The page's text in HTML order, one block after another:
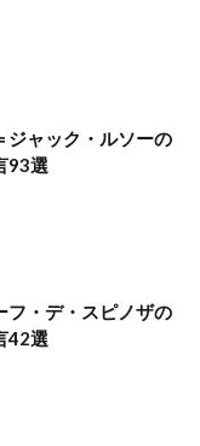
ジャック・ルソーの
93選
フ・デ・スピノザの
42選